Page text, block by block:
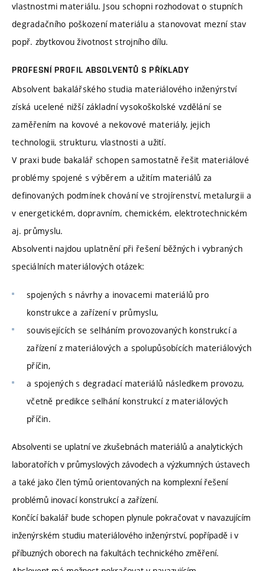
vlastnostmi materiálu. Jsou schopni rozhodovat o stupních
degradačního poškození materiálu a stanovovat mezní stav
popř. zbytkovou životnost strojního dílu.
PROFESNÍ PROFIL ABSOLVENTŮ S PŘÍKLADY
Absolvent bakalářského studia materiálového inženýrství
získá ucelené nižší základní vysokoškolské vzdělání se
zaměřením na kovové a nekovové materiály, jejich
technologii, strukturu, vlastnosti a užití.
V praxi bude bakalář schopen samostatně řešit materiálové
problémy spojené s výběrem a užitím materiálů za
definovaných podmínek chování ve strojírenství, metalurgii a
v energetickém, dopravním, chemickém, elektrotechnickém
aj. průmyslu.
Absolventi najdou uplatnění při řešení běžných i vybraných
speciálních materiálových otázek:
spojených s návrhy a inovacemi materiálů pro
konstrukce a zařízení v průmyslu,
souvisejících se selháním provozovaných konstrukcí a
zařízení z materiálových a spolupůsobících materiálových
příčin,
a spojených s degradací materiálů následkem provozu,
včetně predikce selhání konstrukcí z materiálových
příčin.
Absolventi se uplatní ve zkušebnách materiálů a analytických
laboratořích v průmyslových závodech a výzkumných ústavech
a také jako člen týmů orientovaných na komplexní řešení
problémů inovací konstrukcí a zařízení.
Končící bakalář bude schopen plynule pokračovat v navazujícím
inženýrském studiu materiálového inženýrství, popřípadě i v
příbuzných oborech na fakultách technického změření.